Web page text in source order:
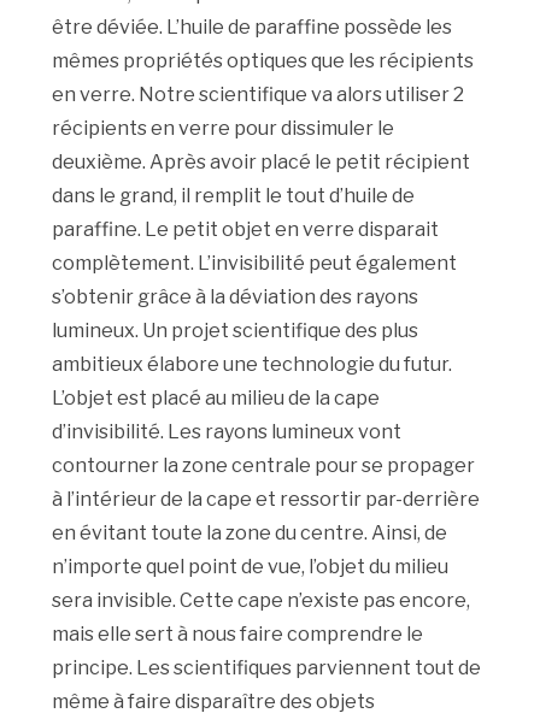
être déviée. L’huile de paraffine possède les
mêmes propriétés optiques que les récipients
en verre. Notre scientifique va alors utiliser 2
récipients en verre pour dissimuler le
deuxième. Après avoir placé le petit récipient
dans le grand, il remplit le tout d’huile de
paraffine. Le petit objet en verre disparait
complètement. L’invisibilité peut également
s’obtenir grâce à la déviation des rayons
lumineux. Un projet scientifique des plus
ambitieux élabore une technologie du futur.
L’objet est placé au milieu de la cape
d’invisibilité. Les rayons lumineux vont
contourner la zone centrale pour se propager
à l’intérieur de la cape et ressortir par-derrière
en évitant toute la zone du centre. Ainsi, de
n’importe quel point de vue, l’objet du milieu
sera invisible. Cette cape n’existe pas encore,
mais elle sert à nous faire comprendre le
principe. Les scientifiques parviennent tout de
même à faire disparaître des objets